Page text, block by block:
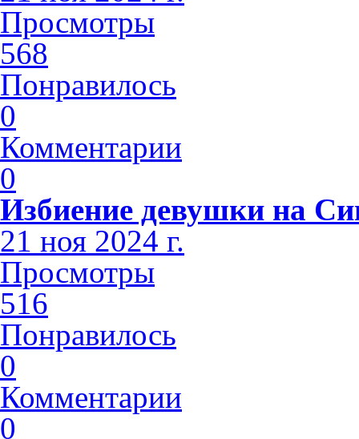
Просмотры
568
Понравилось
0
Комментарии
0
Избиение девушки на
21 ноя 2024 г.
Просмотры
516
Понравилось
0
Комментарии
0